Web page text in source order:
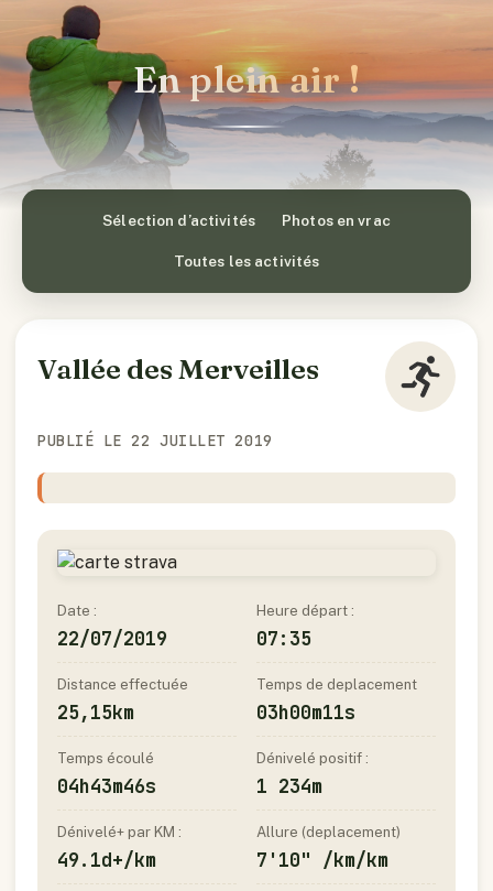
En plein air !
Sélection d’activités Photos en vrac
Toutes les activités
Vallée des Merveilles
PUBLIÉ LE 22 JUILLET 2019
Date :
22/07/2019
Heure départ :
07:35
Distance effectuée
25,15km
Temps de deplacement
03h00m11s
Temps écoulé
04h43m46s
Dénivelé positif :
1 234m
Dénivelé+ par KM :
49.1d+/km
Allure (deplacement)
7'10" /km/km